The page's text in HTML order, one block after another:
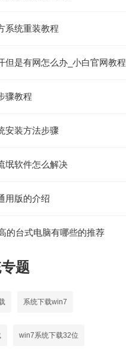
系统重装教程
但是有网怎么办_小白官网教程
骤教程
安装方法步骤
氓软件怎么解决
用版的介绍
的台式电脑有哪些的推荐
题
系统下载win7
win7系统下载32位